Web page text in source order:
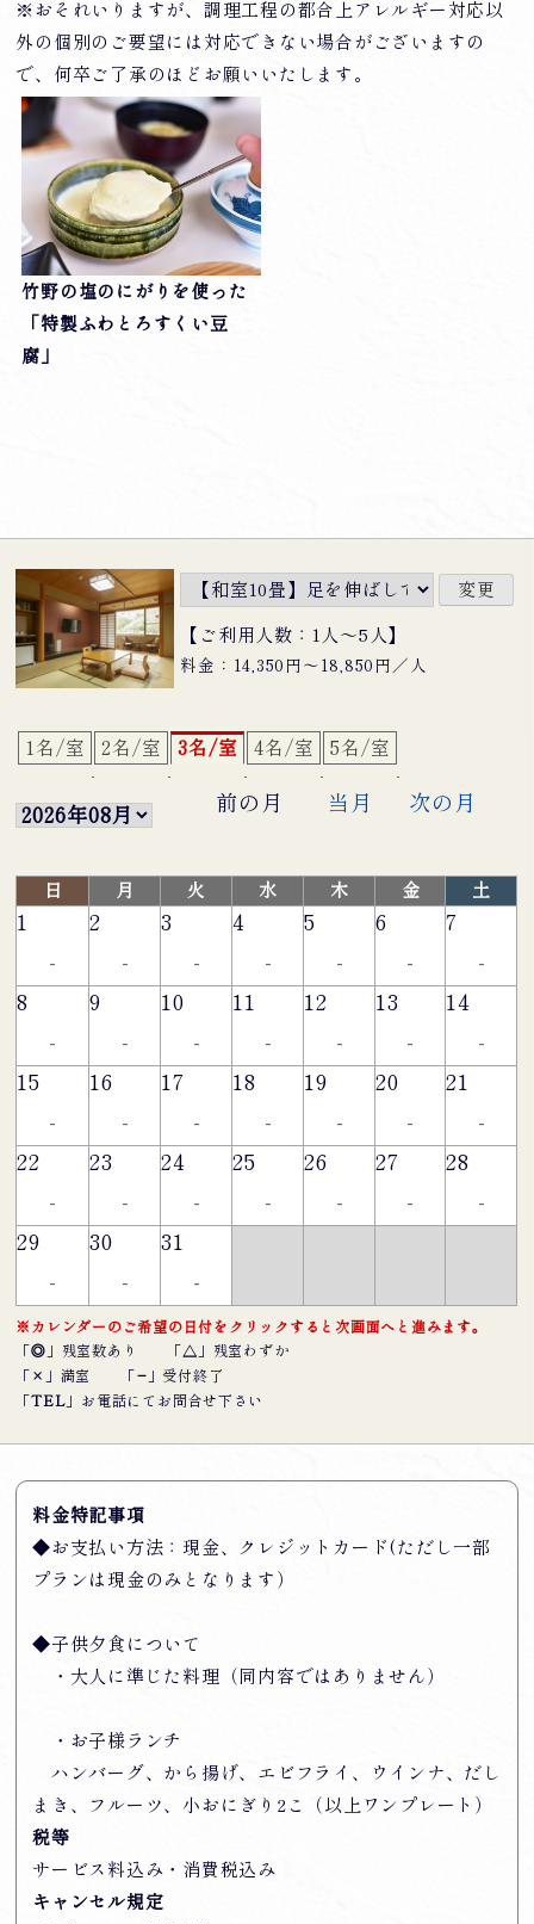
※おそれいりますが、調理工程の都合上アレルギー対応以
外の個別のご要望には対応できない場合がございますの
で、何卒ご了承のほどお願いいたします。
竹野の塩のにがりを使った
「特製ふわとろすくい豆
腐」
【ご利用人数：1人〜5人】
料金：14,350円〜18,850円／人
1名/室 2名/室 3名/室 4名/室 5名/室
前の月 当月 次の月
日 月 火 水 木 金 土
1
-
2
-
3
-
4
-
5
-
6
-
7
-
8
-
9
-
10
-
11
-
12
-
13
-
14
-
15
-
16
-
17
-
18
-
19
-
20
-
21
-
22
-
23
-
24
-
25
-
26
-
27
-
28
-
29
-
30
-
31
-
※カレンダーのご希望の日付をクリックすると次画面へと進みます。
「◎ 」残室数あり 「 △ 」残室わずか
「 × 」満室 「− 」受付終了
「TEL 」お電話にてお問合せ下さい
料金特記事項
◆お支払い方法：現金、クレジットカード(ただし一部
プランは現金のみとなります）
◆子供夕食について
・大人に準じた料理（同内容ではありません）
・お子様ランチ
ハンバーグ、から揚げ、エビフライ、ウインナ、だし
まき、フルーツ、小おにぎり2こ（以上ワンプレート）
税等
サービス料込み・消費税込み
キャンセル規定